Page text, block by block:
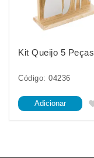
Kit Queijo 5 Peças
Código: 04236
Adicionar